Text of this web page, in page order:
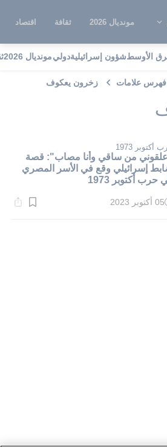
مونديال 2026 ثقافة اقتصاد
الأوسطشؤون إسرائيليةدوليمونديال 2026
زخرون يعكوف
أكتوبر 1973
من ساقي وأنا مصاب": قصة
إسرائيلي وقع في الأسر المصري
حرب أكتوبر 1973
05 أكتوبر 2023